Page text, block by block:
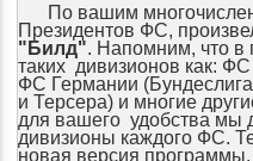
По вашим
Президентов ФС,
"Билд". Напомним, что
таких дивизионов как:
ФС Германии
и Терсера) и многие
для вашего удобства мы
дивизионы каждого ФС.
новая версия